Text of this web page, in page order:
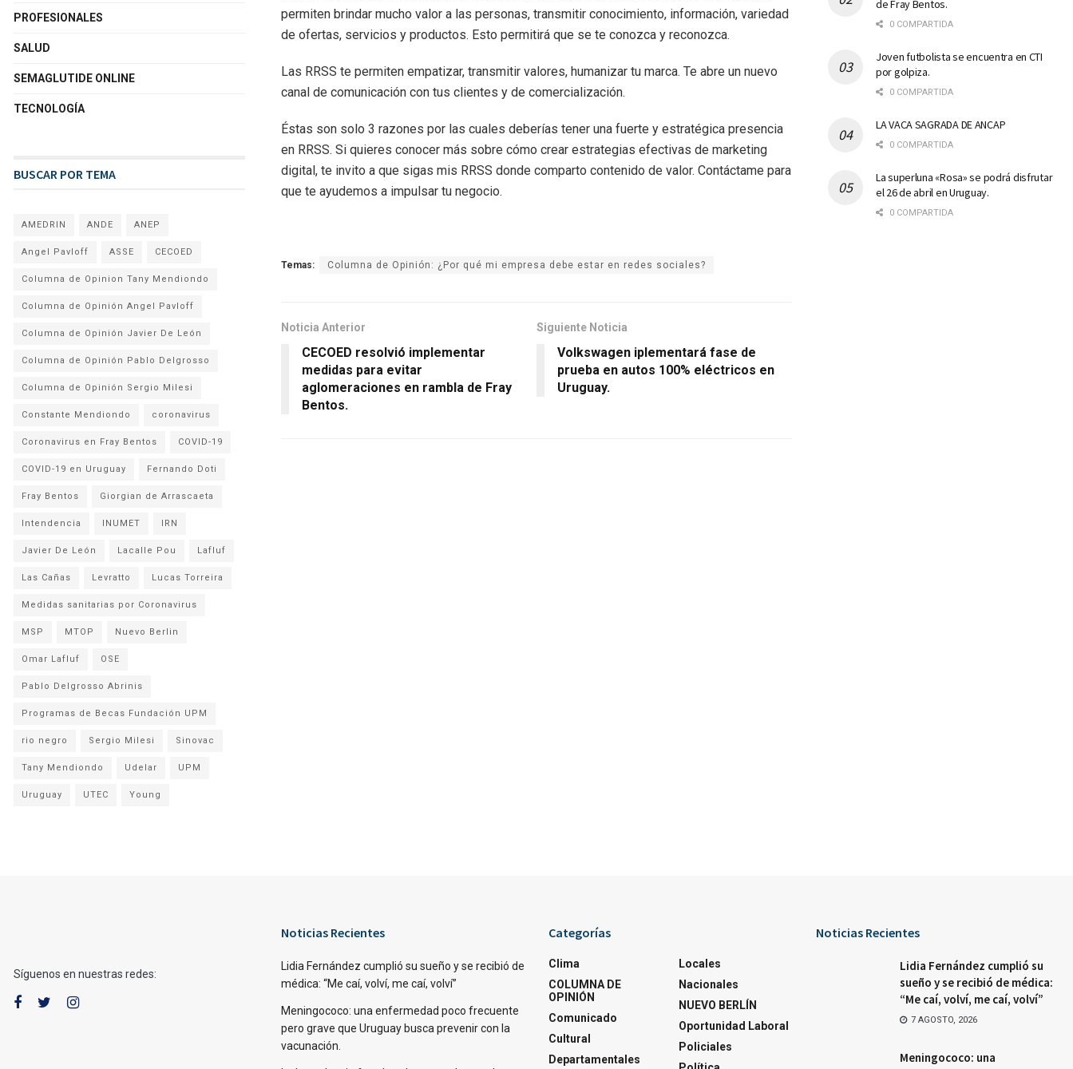
permiten brindar mucho valor a las personas, transmitir conocimiento, información, variedad
de ofertas, servicios y productos. Esto permitirá que se te conozca y reconozca.
Las RRSS te permiten empatizar, transmitir valores, humanizar tu marca. Te abre un nuevo
canal de comunicación con tus clientes y de comercialización.
Éstas son solo 3 razones por las cuales deberías tener una fuerte y estratégica presencia
en RRSS. Si quieres conocer más sobre cómo crear estrategias efectivas de marketing
digital, te invito a que sigas mis RRSS donde comparto contenido de valor. Contáctame para
que te ayudemos a impulsar tu negocio.
Temas: Columna de Opinión: ¿Por qué mi empresa debe estar en redes sociales?
Noticia Anterior
CECOED resolvió implementar
medidas para evitar
aglomeraciones en rambla de Fray
Bentos.
Siguiente Noticia
Volkswagen iplementará fase de
prueba en autos 100% eléctricos en
Uruguay.
PROFESIONALES
SALUD
SEMAGLUTIDE ONLINE
TECNOLOGÍA
BUSCAR POR TEMA
AMEDRIN ANDE ANEP
Angel Pavloff ASSE CECOED
Columna de Opinion Tany Mendiondo
Columna de Opinión Angel Pavloff
Columna de Opinión Javier De León
Columna de Opinión Pablo Delgrosso
Columna de Opinión Sergio Milesi
Constante Mendiondo coronavirus
Coronavirus en Fray Bentos COVID-19
COVID-19 en Uruguay Fernando Doti
Fray Bentos Giorgian de Arrascaeta
Intendencia INUMET IRN
Javier De León Lacalle Pou Lafluf
Las Cañas Levratto Lucas Torreira
Medidas sanitarias por Coronavirus
MSP MTOP Nuevo Berlin
Omar Lafluf OSE
Pablo Delgrosso Abrinis
Programas de Becas Fundación UPM
rio negro Sergio Milesi Sinovac
Tany Mendiondo Udelar UPM
Uruguay UTEC Young
de Fray Bentos.
0 COMPARTIDA
Joven futbolista se encuentra en CTI
por golpiza.
0 COMPARTIDA
LA VACA SAGRADA DE ANCAP
0 COMPARTIDA
La superluna «Rosa» se podrá disfrutar
el 26 de abril en Uruguay.
0 COMPARTIDA
Síguenos en nuestras redes:
Noticias Recientes
Lidia Fernández cumplió su sueño y se recibió de
médica: “Me caí, volví, me caí, volví”
Meningococo: una enfermedad poco frecuente
pero grave que Uruguay busca prevenir con la
vacunación.
Categorías
Clima
COLUMNA DE
OPINIÓN
Comunicado
Cultural
Departamentales
Locales
Nacionales
NUEVO BERLÍN
Oportunidad Laboral
Policiales
Noticias Recientes
Lidia Fernández cumplió su
sueño y se recibió de médica:
“Me caí, volví, me caí, volví”
7 AGOSTO, 2026
Meningococo: una